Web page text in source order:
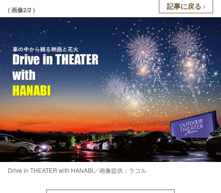
( 画像2/2 ) 記事に戻る
Drive in THEATER with HANABI／画像提供：ラコル